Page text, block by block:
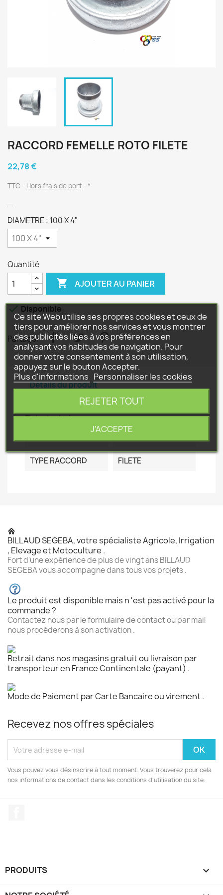
RACCORD FEMELLE ROTO FILETE
22,78 €
TTC Hors frais de port *
DIAMETRE : 100 X 4"
Quantité
 AJOUTER AU PANIER
 Disponible
Partager
Détails du produit
Fiche technique
TYPE RACCORD FILETE
BILLAUD SEGEBA, votre spécialiste Agricole, Irrigation
, Elevage et Motoculture .
Fort d'une expérience de plus de vingt ans BILLAUD
SEGEBA vous accompagne dans tous vos projets .
Le produit est disponible mais n 'est pas activé pour la
commande ?
Contactez nous par le formulaire de contact ou par mail
nous procéderons à son activation .
Retrait dans nos magasins gratuit ou livraison par
transporteur en France Continentale (payant) .
Mode de Paiement par Carte Bancaire ou virement .
Recevez nos offres spéciales
Vous pouvez vous désinscrire à tout moment. Vous trouverez pour cela
nos informations de contact dans les conditions d'utilisation du site.
PRODUITS 
Ce site Web utilise ses propres cookies et ceux de
tiers pour améliorer nos services et vous montrer
des publicités liées à vos préférences en
analysant vos habitudes de navigation. Pour
donner votre consentement à son utilisation,
appuyez sur le bouton Accepter.
Plus d'informations Personnaliser les cookies
REJETER TOUT
J'ACCEPTE